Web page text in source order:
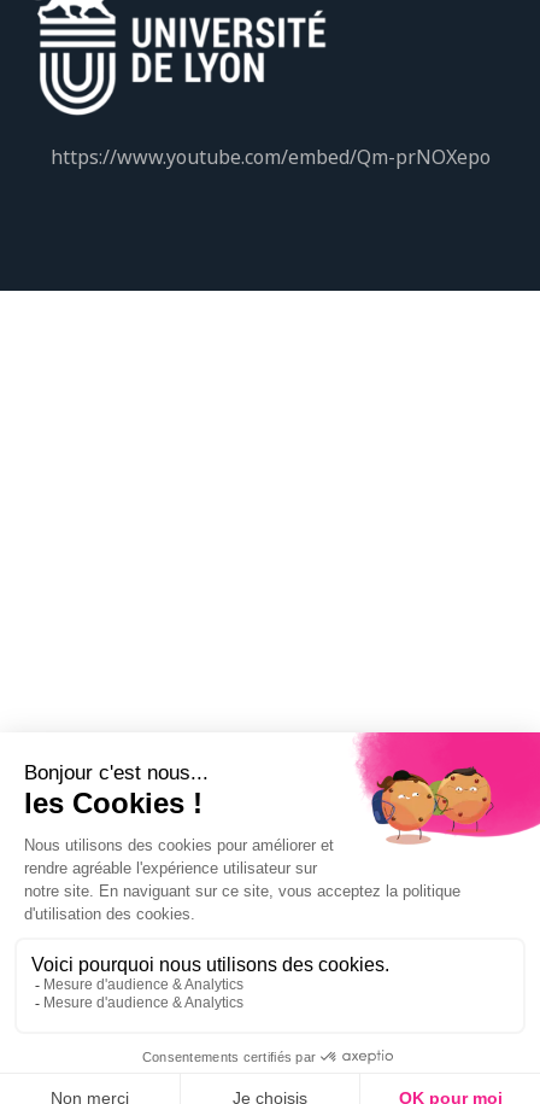
https://www.youtube.com/embed/Qm-prNOXepo